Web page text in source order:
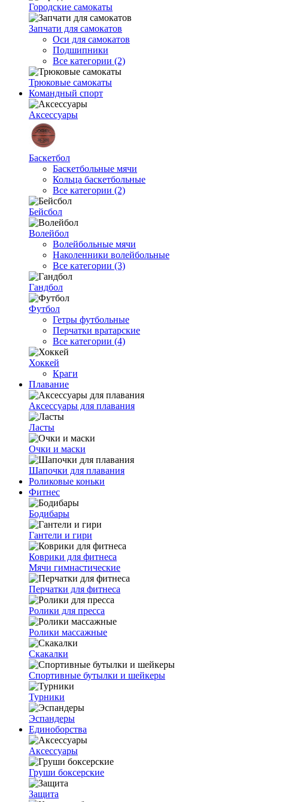
Городские самокаты
Запчати для самокатов
Оси для самокатов
Подшипники
Все категории (2)
Трюковые самокаты
Командный спорт
Аксессуары
Баскетбол
Баскетбольные мячи
Кольца баскетбольные
Все категории (2)
Бейсбол
Волейбол
Волейбольные мячи
Наколенники волейбольные
Все категории (3)
Гандбол
Футбол
Гетры футбольные
Перчатки вратарские
Все категории (4)
Хоккей
Краги
Плавание
Аксессуары для плавания
Ласты
Очки и маски
Шапочки для плавания
Роликовые коньки
Фитнес
Бодибары
Гантели и гири
Коврики для фитнеса
Мячи гимнастические
Перчатки для фитнеса
Ролики для пресса
Ролики массажные
Скакалки
Спортивные бутылки и шейкеры
Турники
Эспандеры
Единоборства
Аксессуары
Груши боксерские
Защита